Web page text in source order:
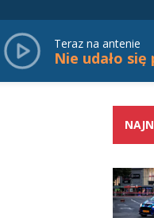
Teraz na antenie